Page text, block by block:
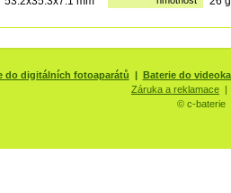
do digitálních fotoaparátů | Baterie do
Záruka a reklamace |
© c-baterie